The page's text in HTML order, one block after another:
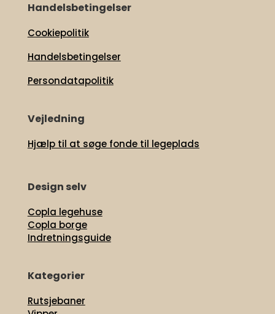
Handelsbetingelser
Cookiepolitik
Handelsbetingelser
Persondatapolitik
Vejledning
Hjælp til at søge fonde til legeplads
Design selv
Copla legehuse
Copla borge
Indretningsguide
Kategorier
Rutsjebaner